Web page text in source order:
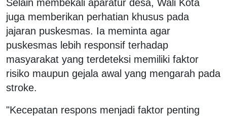
Selain membekali aparatur desa, Wali Kota
juga memberikan perhatian khusus pada
jajaran puskesmas. Ia meminta agar
puskesmas lebih responsif terhadap
masyarakat yang terdeteksi memiliki faktor
risiko maupun gejala awal yang mengarah pada
stroke.
"Kecepatan respons menjadi faktor penting